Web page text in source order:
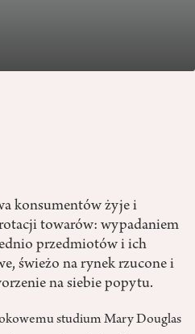
konsumentów żyje i
towarów: wypadaniem
przedmiotów i ich
świeżo na rynek rzucone i
na siebie popytu.
studium Mary Douglas